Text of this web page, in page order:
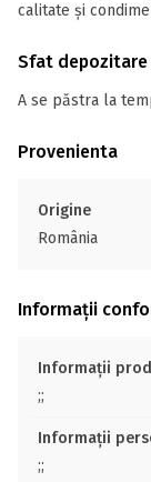
calitate și
Sfat depozitare
A se păstra la
Provenienta
Origine
România
Informații
Informații
;;
Informații
;;